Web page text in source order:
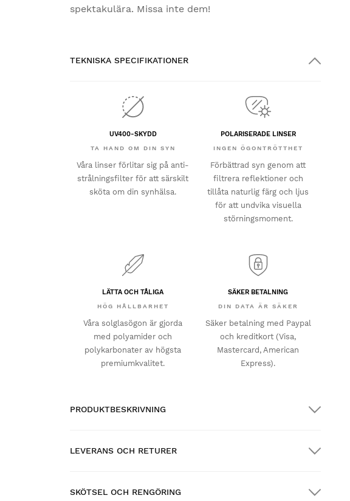
spektakulära. Missa inte dem!
TEKNISKA SPECIFIKATIONER
UV400-SKYDD
TA HAND OM DIN SYN
Våra linser förlitar sig på anti-
strålningsfilter för att särskilt
sköta om din synhälsa.
POLARISERADE LINSER
INGEN ÖGONTRÖTTHET
Förbättrad syn genom att
filtrera reflektioner och
tillåta naturlig färg och ljus
för att undvika visuella
störningsmoment.
LÄTTA OCH TÅLIGA
HÖG HÅLLBARHET
Våra solglasögon är gjorda
med polyamider och
polykarbonater av högsta
premiumkvalitet.
SÄKER BETALNING
DIN DATA ÄR SÄKER
Säker betalning med Paypal
och kreditkort (Visa,
Mastercard, American
Express).
PRODUKTBESKRIVNING
LEVERANS OCH RETURER
SKÖTSEL OCH RENGÖRING